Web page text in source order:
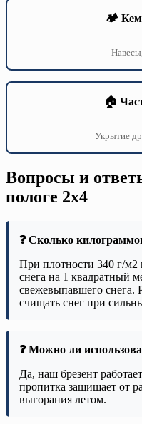
🏕️
🏠
Укрытие
Вопросы и
пологе 2х4
❓ Сколько
При плотности 340 г/м2
снега на 1 квадратный
свежевыпавшего снега.
счищать снег при
❓ Можно ли
Да, наш брезент
пропитка защищает от
выгорания летом.